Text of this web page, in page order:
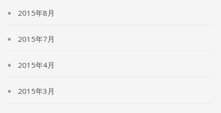
2015年8月
2015年7月
2015年4月
2015年3月